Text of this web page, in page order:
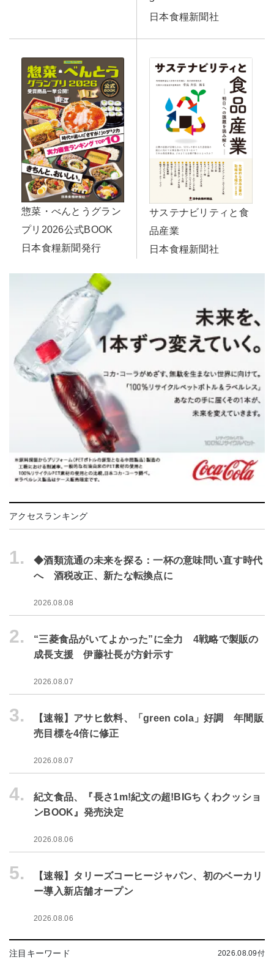
日本食糧新聞社
惣菜・べんとうグラン
プリ2026公式BOOK
日本食糧新聞発行
サステナビリティと食
品産業
日本食糧新聞社
アクセスランキング
1.
◆酒類流通の未来を探る：一杯の意味問い直す時代
へ 酒税改正、新たな転換点に
2026.08.08
2.
“三菱食品がいてよかった”に全力 4戦略で製販の
成長支援 伊藤社長が方針示す
2026.08.07
3.
【速報】アサヒ飲料、「green cola」好調 年間販
売目標を4倍に修正
2026.08.07
4.
紀文食品、『長さ1m!紀文の超!BIGちくわクッショ
ンBOOK』発売決定
2026.08.06
5.
【速報】タリーズコーヒージャパン、初のベーカリ
ー導入新店舗オープン
2026.08.06
注目キーワード 2026.08.09付